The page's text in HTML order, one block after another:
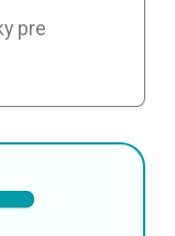
pre